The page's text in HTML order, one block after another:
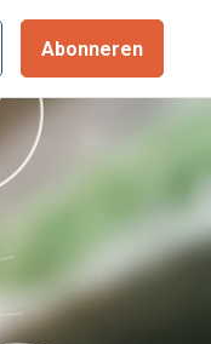
Abonneren